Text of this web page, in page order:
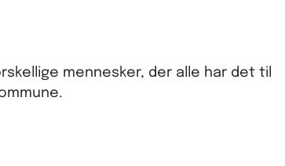
mennesker, der alle har det til